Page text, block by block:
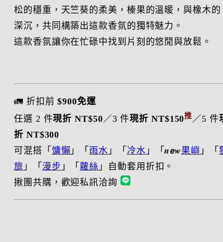
圍：
到
松的穩重，天竺葵的柔美，榛果的溫暖，與橡木的
深沉，共同構築出這款香氛的獨特魅力。
這款香氛讓你在忙碌中找到片刻的悠閒與放鬆。
🚛 折扣前$900免運
任選 2 件現折 NT$50／3 件現折 NT$150推／5 件
折 NT$300
可混搭「 慵懶 」「 雨水 」「 冷水 」「𝒏𝙚𝒘果嶼 」「
旅 」「 漫步 」「 蘿絲 」自動套用折扣。
揪團共購，歡迎私訊洽詢